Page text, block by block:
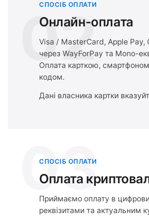
02
СПОСІБ ОПЛАТИ
Онлайн-оплата
Visa / MasterCard, Apple
через WayForPay та Mono-
Оплата карткою,
кодом.
Дані власника картки
03
СПОСІБ ОПЛАТИ
Оплата
Приймаємо оплату в
реквізитами та актуальним